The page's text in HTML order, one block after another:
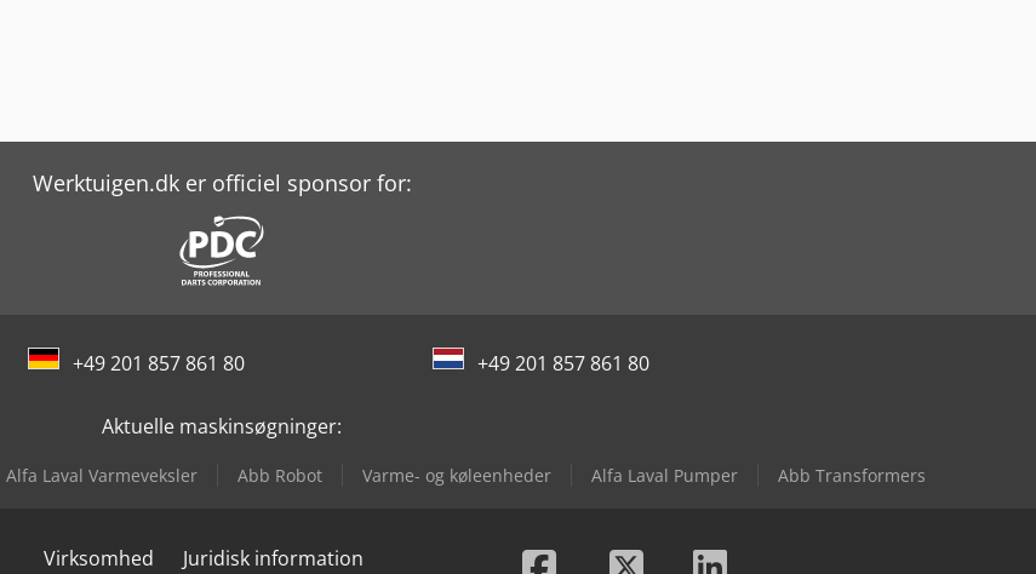
Werktuigen.dk er officiel sponsor for:
+49 201 857 861 80 +49 201 857 861 80
Aktuelle maskinsøgninger:
Alfa Laval Varmeveksler Abb Robot Varme- og køleenheder Alfa Laval Pumper Abb Transformers
Virksomhed Juridisk information